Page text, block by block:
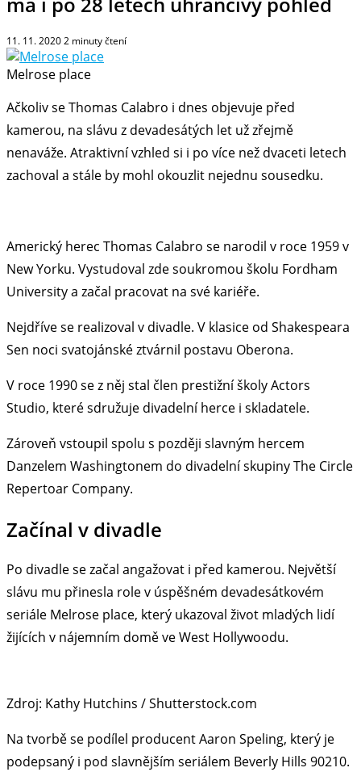
11. 11. 20202 minuty čtení
Melrose place
Ačkoliv se Thomas Calabro i dnes objevuje před
kamerou, na slávu z devadesátých let už zřejmě
nenaváže. Atraktivní vzhled si i po více než dvaceti letech
zachoval a stále by mohl okouzlit nejednu sousedku.
Americký herec Thomas Calabro se narodil v roce 1959 v
New Yorku. Vystudoval zde soukromou školu Fordham
University a začal pracovat na své kariéře.
Nejdříve se realizoval v divadle. V klasice od Shakespeara
Sen noci svatojánské ztvárnil postavu Oberona.
V roce 1990 se z něj stal člen prestižní školy Actors
Studio, které sdružuje divadelní herce i skladatele.
Zároveň vstoupil spolu s později slavným hercem
Danzelem Washingtonem do divadelní skupiny The Circle
Repertoar Company.
Začínal v divadle
Po divadle se začal angažovat i před kamerou. Největší
slávu mu přinesla role v úspěšném devadesátkovém
seriále Melrose place, který ukazoval život mladých lidí
žijících v nájemním domě ve West Hollywoodu.
Zdroj: Kathy Hutchins / Shutterstock.com
Na tvorbě se podílel producent Aaron Speling, který je
podepsaný i pod slavnějším seriálem Beverly Hills 90210.